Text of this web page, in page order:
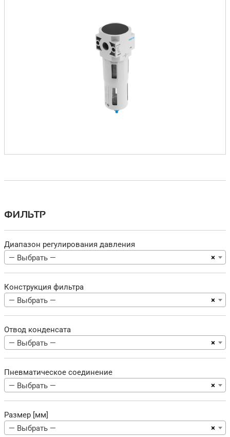
ФИЛЬТР
Диапазон регулирования давления
×
— Выбрать —
Конструкция фильтра
×
— Выбрать —
Отвод конденсата
×
— Выбрать —
Пневматическое соединение
×
— Выбрать —
Размер [мм]
×
— Выбрать —